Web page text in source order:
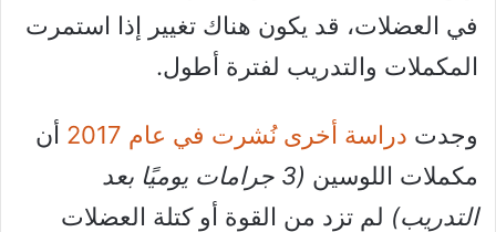
في العضلات، قد يكون هناك تغيير إذا استمرت
المكملات والتدريب لفترة أطول.
وجدت دراسة أخرى نُشرت في عام 2017
أن
مكملات اللوسين
(3 جرامات يوميًا بعد
التدريب) لم تزد من القوة أو كتلة العضلات